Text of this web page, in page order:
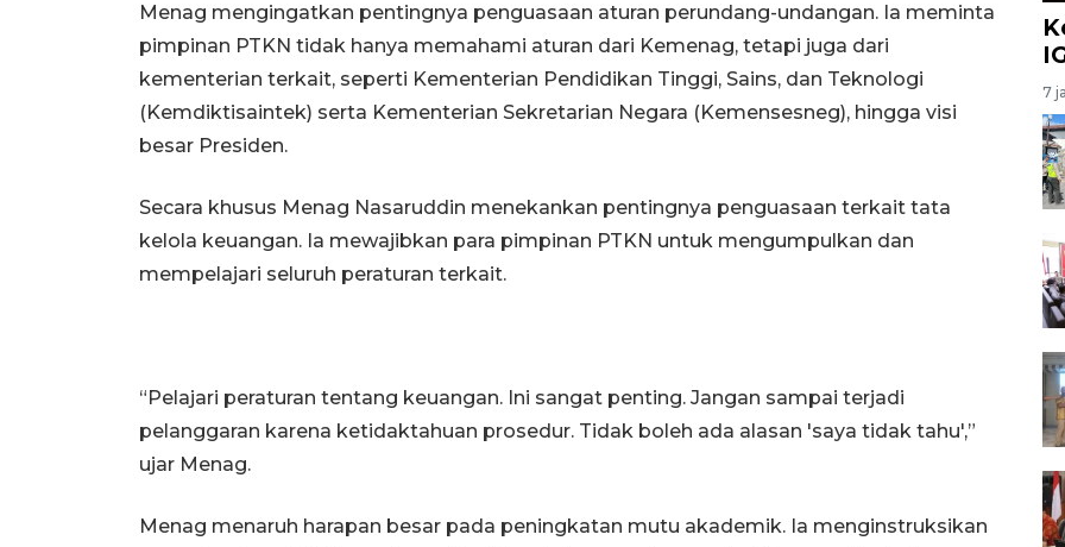
Menag mengingatkan pentingnya penguasaan aturan perundang-undangan. Ia meminta
pimpinan PTKN tidak hanya memahami aturan dari Kemenag, tetapi juga dari
kementerian terkait, seperti Kementerian Pendidikan Tinggi, Sains, dan Teknologi
(Kemdiktisaintek) serta Kementerian Sekretarian Negara (Kemensesneg), hingga visi
besar Presiden.
Secara khusus Menag Nasaruddin menekankan pentingnya penguasaan terkait tata
kelola keuangan. Ia mewajibkan para pimpinan PTKN untuk mengumpulkan dan
mempelajari seluruh peraturan terkait.
“Pelajari peraturan tentang keuangan. Ini sangat penting. Jangan sampai terjadi
pelanggaran karena ketidaktahuan prosedur. Tidak boleh ada alasan 'saya tidak tahu',”
ujar Menag.
Menag menaruh harapan besar pada peningkatan mutu akademik. Ia menginstruksikan
7